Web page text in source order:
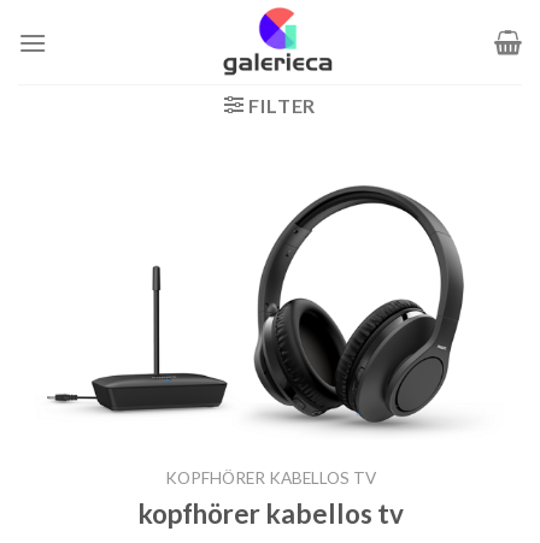
Inhalt
FILTER
KOPFHÖRER KABELLOS TV
kopfhörer kabellos tv